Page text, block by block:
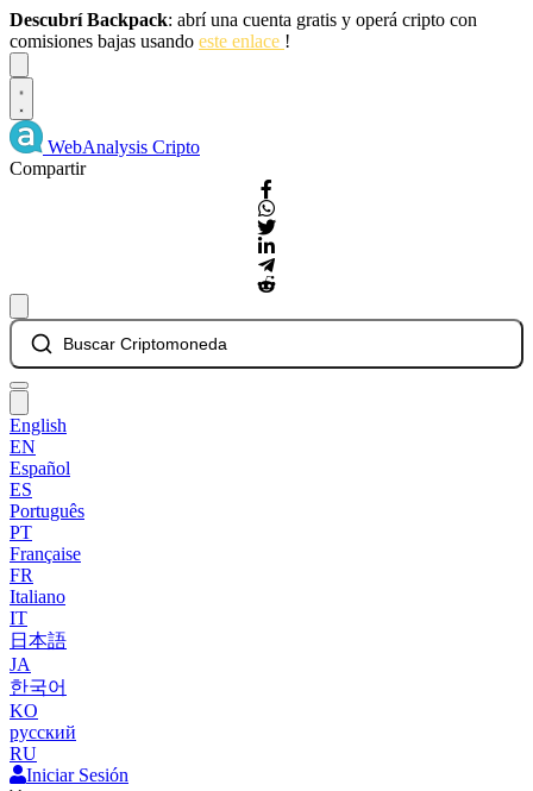
Descubrí Backpack: abrí una cuenta gratis y operá cripto con
comisiones bajas usando este enlace !
WebAnalysis Cripto
Compartir
Buscar Criptomoneda
English
EN
Español
ES
Português
PT
Française
FR
Italiano
IT
日本語
JA
한국어
KO
русский
RU
Iniciar Sesión